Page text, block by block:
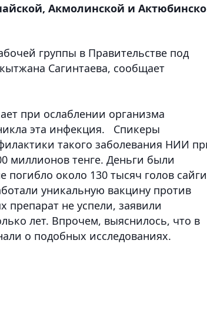
Акмолинской и
группы в Правительстве под
Сагинтаева, сообщает
при ослаблении организма
эта инфекция. Спикеры
такого заболевания НИИ
миллионов тенге. Деньги были
погибло около 130 тысяч голов
уникальную вакцину против
препарат не успели, заявили
лет. Впрочем, выяснилось, что в
о подобных исследованиях.